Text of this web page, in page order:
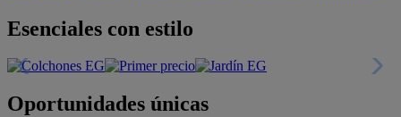
Esenciales con estilo
Oportunidades únicas